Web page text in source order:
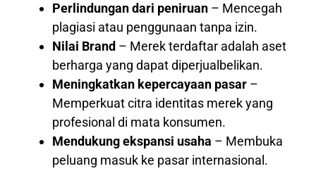
Perlindungan dari peniruan – Mencegah
plagiasi atau penggunaan tanpa izin.
Nilai Brand – Merek terdaftar adalah aset
berharga yang dapat diperjualbelikan.
Meningkatkan kepercayaan pasar –
Memperkuat citra identitas merek yang
profesional di mata konsumen.
Mendukung ekspansi usaha – Membuka
peluang masuk ke pasar internasional.